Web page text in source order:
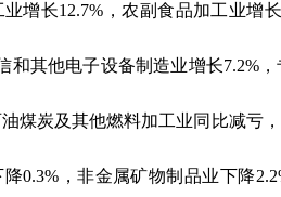
业增长12.7% ，农副食品加工业增
和其他电子设备制造业增长7.2%，
油煤炭及其他燃料加工业同比减亏
降0.3% ，非金属矿物制品业下降